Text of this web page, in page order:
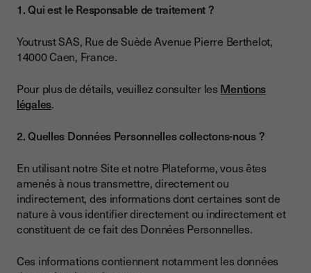
1. Qui est le Responsable de traitement ?
Youtrust SAS, Rue de Suède Avenue Pierre Berthelot,
14000 Caen, France.
Pour plus de détails, veuillez consulter les Mentions
légales.
2. Quelles Données Personnelles collectons-nous ?
En utilisant notre Site et notre Plateforme, vous êtes
amenés à nous transmettre, directement ou
indirectement, des informations dont certaines sont de
nature à vous identifier directement ou indirectement et
constituent de ce fait des Données Personnelles.
Ces informations contiennent notamment les données